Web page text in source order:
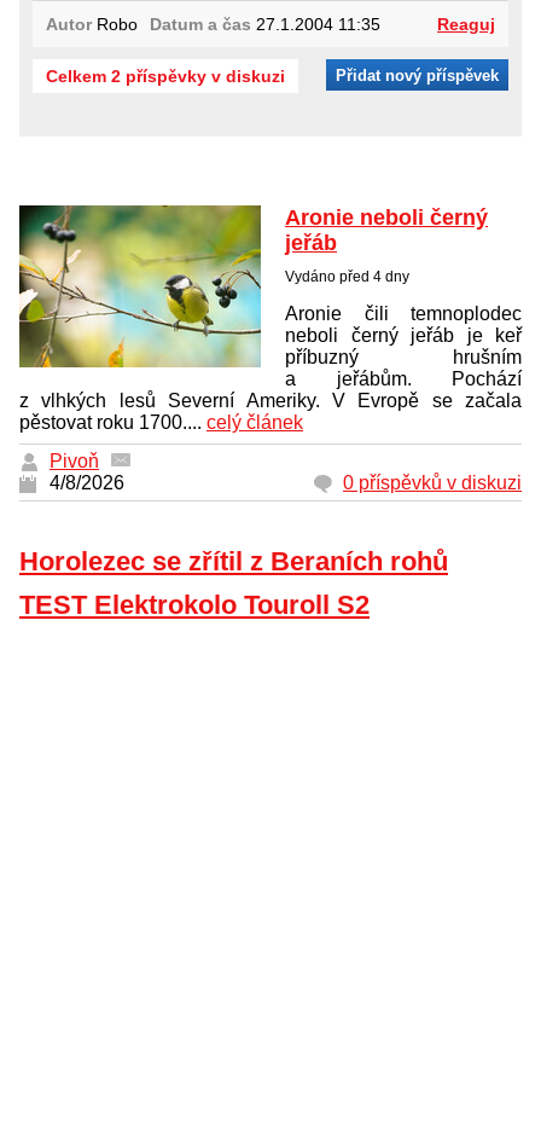
AutorRobo Datum a čas 27.1.2004 11:35 Reaguj
Celkem 2 příspěvky v diskuzi Přidat nový příspěvek
Aronie neboli černý
jeřáb
Vydáno před 4 dny
Aronie čili temnoplodec
neboli černý jeřáb je keř
příbuzný hrušním
a jeřábům. Pochází
z vlhkých lesů Severní Ameriky. V Evropě se začala
pěstovat roku 1700.... celý článek
Pivoň
4/8/2026
0 příspěvků v diskuzi
Horolezec se zřítil z Beraních rohů
TEST Elektrokolo Touroll S2